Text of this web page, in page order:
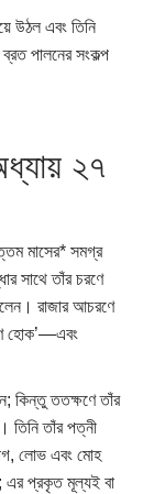
উঠল এবং তিনি
পালনের সংকল্প
২৭
মাসের* সমগ্র
সাথে তাঁর চরণে
রাজার আচরণে
হোক’—এবং
কিন্তু ততক্ষণে তাঁর
তিনি তাঁর পত্নী
লোভ এবং মোহ
এর প্রকৃত মূল্যই বা